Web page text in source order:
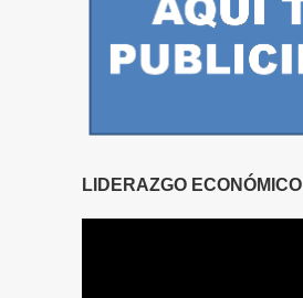
LIDERAZGO ECONÓMICO